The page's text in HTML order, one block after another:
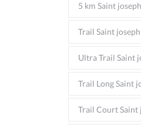
5 km Saint joseph
Trail Saint joseph
Ultra Trail Saint
Trail Long Saint
Trail Court Saint